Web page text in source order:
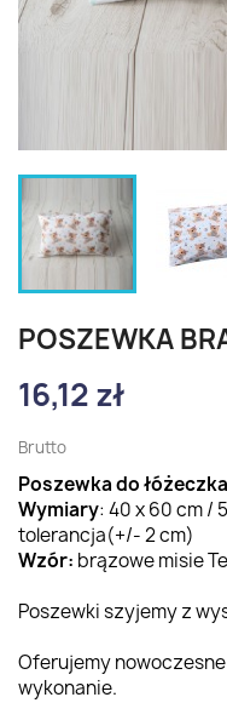
POSZEWKA
16,12 zł
Brutto
Poszewka do
Wymiary: 40 x 60 cm /
tolerancja(+/- 2 cm)
Wzór: brązowe misie
Poszewki szyjemy z
Oferujemy
wykonanie.